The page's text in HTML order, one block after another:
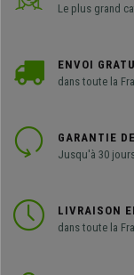
Le plus grand
ENVOI
dans toute la
GARANTIE
Jusqu'à 30
LIVRAISON
dans toute la